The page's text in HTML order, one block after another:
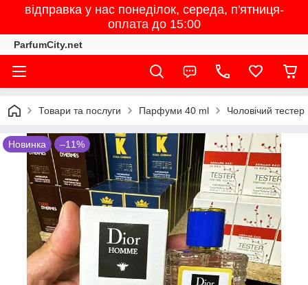
відправка у нас понеділок, середа, п'ятниця-
оплата до 15:00
ParfumCity.net
Товари та послуги Парфуми 40 ml Чоловічий
Новинка –11%